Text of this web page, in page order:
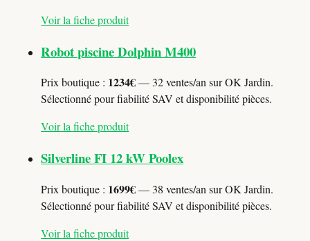
Voir la fiche produit
Robot piscine Dolphin M400
Prix boutique : 1234€— 32 ventes/an sur OK Jardin.
Sélectionné pour fiabilité SAV et disponibilité pièces.
Voir la fiche produit
Silverline FI 12 kW Poolex
Prix boutique : 1699€— 38 ventes/an sur OK Jardin.
Sélectionné pour fiabilité SAV et disponibilité pièces.
Voir la fiche produit